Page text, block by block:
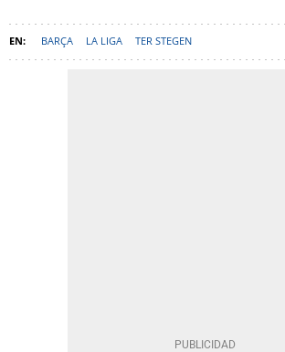
BARÇA LA LIGA TER STEGEN